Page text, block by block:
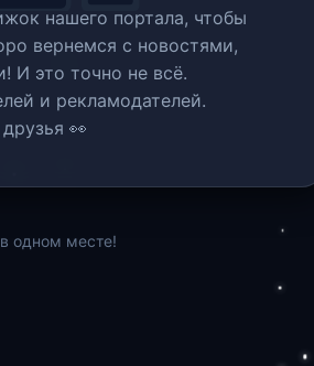
нашего портала, чтобы
вернемся c новостями,
И это точно не всё.
и рекламодателей.
👀
одном месте!